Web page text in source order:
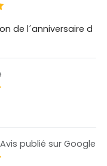
de l´anniversaire d
Avis publié sur Google